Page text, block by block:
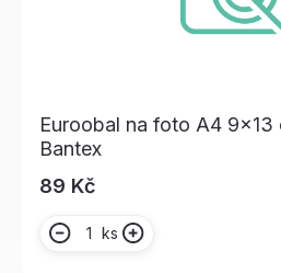
Euroobal na foto A4 9x13
Bantex
89 Kč
ks